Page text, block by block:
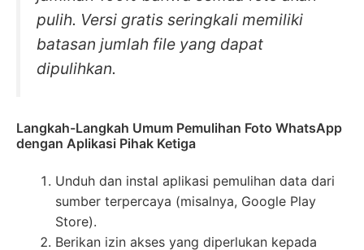
pulih. Versi gratis seringkali memiliki
batasan jumlah file yang dapat
dipulihkan.
Langkah-Langkah Umum Pemulihan Foto WhatsApp
dengan Aplikasi Pihak Ketiga
Unduh dan instal aplikasi pemulihan data dari
sumber terpercaya (misalnya, Google Play
Store).
Berikan izin akses yang diperlukan kepada